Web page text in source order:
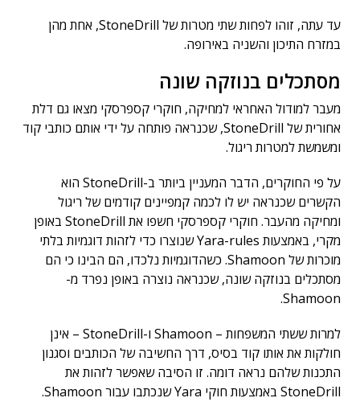
עד עתה, זוהו לפחות שתי מטרות של StoneDrill, אחת מהן
במזרח התיכון והשניה באירופה.
מסתכלים בנוזקה שונה
מעבר למודול האחראי למחיקה, חוקרי קספרסקי מצאו גם דלת
אחורית של StoneDrill, שכנראה פותחה על ידי אותם כותבי קוד
ומשמשת למטרות ריגול.
על פי החוקרים, הדבר המעניין ביותר ב-StoneDrill הוא
הקשרים שכנראה יש לו לכמה קמפיינים קודמים של ריגול
ומחיקה מהעבר. חוקרי קספרסקי חשפו את StoneDrill באופן
מקרי, באמצעות Yara-rules שנוצרו כדי לזהות דוגמיות בלתי
מוכרות של Shamoon. כשהדוגמיות נלכדו, הם הבינו כי הם
מסתכלים בנוזקה שונה, שכנראה נוצרה באופן נפרד מ-
Shamoon.
למרות ששתי המשפחות – Shamoon ו-StoneDrill – אינן
חולקות את אותו קוד בסיס, דרך החשיבה של הכותבים וסגנון
התכנות שלהם נראה דומה. זו הסיבה שאפשר לזהות את
StoneDrill באמצעות חוקי Yara שנכתבו עבור Shamoon.